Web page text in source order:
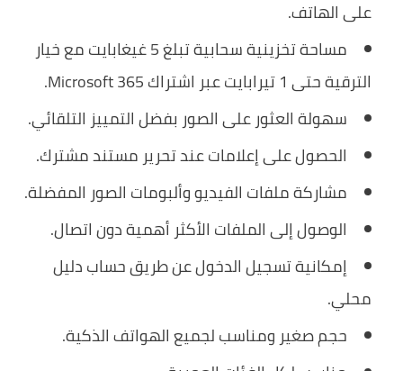
على الهاتف.
مساحة تخزينية سحابية تبلغ 5 غيغابايت مع خيار
الترقية حتى 1 تيرابايت عبر اشتراك Microsoft 365.
سهولة العثور على الصور بفضل التمييز التلقائي.
الحصول على إعلامات عند تحرير مستند مشترك.
مشاركة ملفات الفيديو وألبومات الصور المفضلة.
الوصول إلى الملفات الأكثر أهمية دون اتصال.
إمكانية تسجيل الدخول عن طريق حساب دليل
محلي.
حجم صغير ومناسب لجميع الهواتف الذكية.